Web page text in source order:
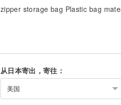
zipper storage bag Plastic bag
从日本寄出，寄往：
美国